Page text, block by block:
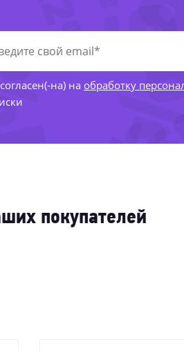
на) на обработку
--
покупателей